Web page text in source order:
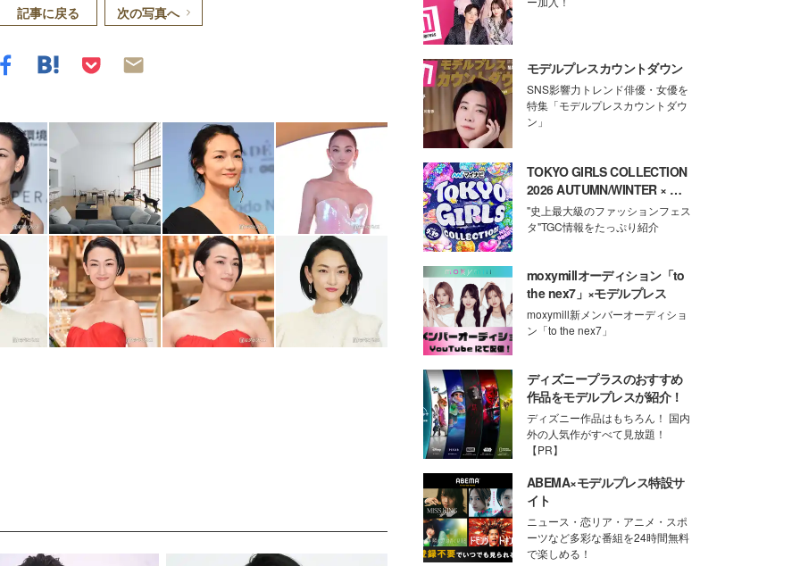
記事に戻る 次の写真へ
モデルプレスカウントダウン
SNS影響力トレンド俳優・女優を
特集「モデルプレスカウントダウ
ン」
TOKYO GIRLS COLLECTION
2026 AUTUMN/WINTER × モ
デルプレス
"史上最大級のファッションフェス
タ"TGC情報をたっぷり紹介
moxymillオーディション「to
the nex7」×モデルプレス
moxymill新メンバーオーディショ
ン「to the nex7」
ディズニープラスのおすすめ
作品をモデルプレスが紹介！
ディズニー作品はもちろん！ 国内
外の人気作がすべて見放題！
【PR】
ABEMA×モデルプレス特設サ
イト
ニュース・恋リア・アニメ・スポ
ーツなど多彩な番組を24時間無料
で楽しめる！